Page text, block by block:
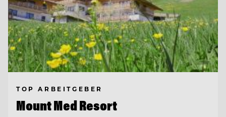
TOP ARBEITGEBER
Mount Med Resort